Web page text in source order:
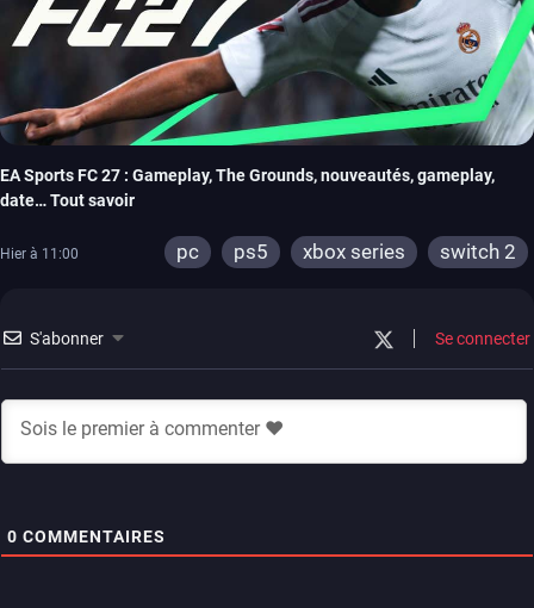
EA Sports FC 27 : Gameplay, The Grounds, nouveautés, gameplay,
date… Tout savoir
Hier à 11:00 pc ps5 xbox series switch 2
S'abonner Se connecter
0 COMMENTAIRES